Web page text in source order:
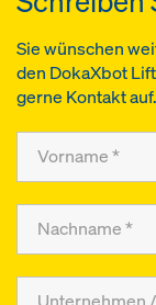
Sie wünschen
den DokaXbot
gerne Kontakt auf.